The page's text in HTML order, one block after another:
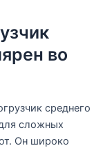
во
среднего
сложных
Он широко